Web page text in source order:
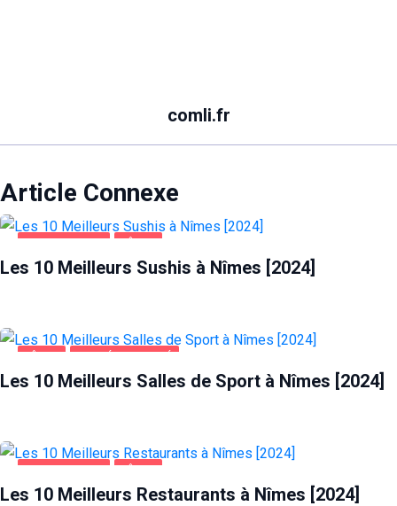
comli.fr
Article Connexe
Les 10 Meilleurs Sushis à Nîmes [2024]
Les 10 Meilleurs Salles de Sport à Nîmes [2024]
Les 10 Meilleurs Restaurants à Nîmes [2024]